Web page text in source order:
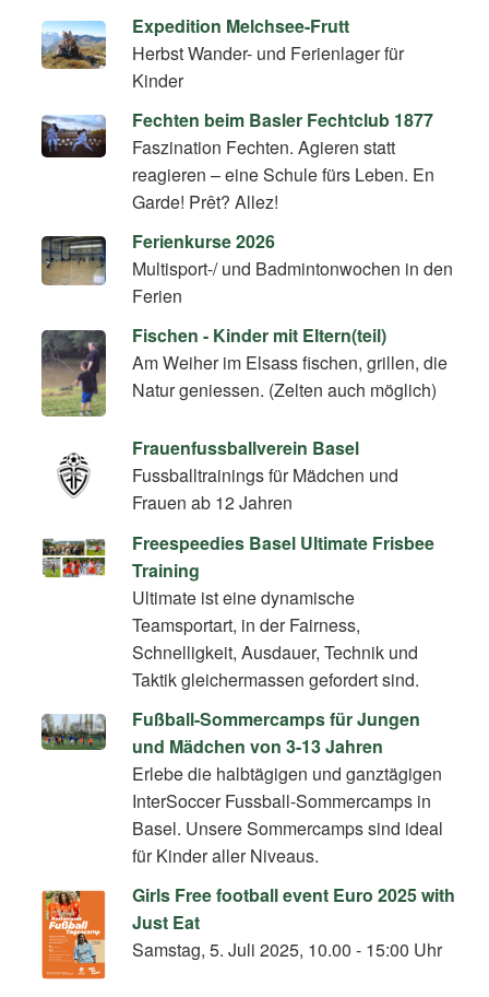
Expedition Melchsee-Frutt
Herbst Wander- und Ferienlager für
Kinder
Fechten beim Basler Fechtclub 1877
Faszination Fechten. Agieren statt
reagieren – eine Schule fürs Leben. En
Garde! Prêt? Allez!
Ferienkurse 2026
Multisport-/ und Badmintonwochen in den
Ferien
Fischen - Kinder mit Eltern(teil)
Am Weiher im Elsass fischen, grillen, die
Natur geniessen. (Zelten auch möglich)
Frauenfussballverein Basel
Fussballtrainings für Mädchen und
Frauen ab 12 Jahren
Freespeedies Basel Ultimate Frisbee
Training
Ultimate ist eine dynamische
Teamsportart, in der Fairness,
Schnelligkeit, Ausdauer, Technik und
Taktik gleichermassen gefordert sind.
Fußball-Sommercamps für Jungen
und Mädchen von 3-13 Jahren
Erlebe die halbtägigen und ganztägigen
InterSoccer Fussball-Sommercamps in
Basel. Unsere Sommercamps sind ideal
für Kinder aller Niveaus.
Girls Free football event Euro 2025 with
Just Eat
Samstag, 5. Juli 2025, 10.00 - 15:00 Uhr